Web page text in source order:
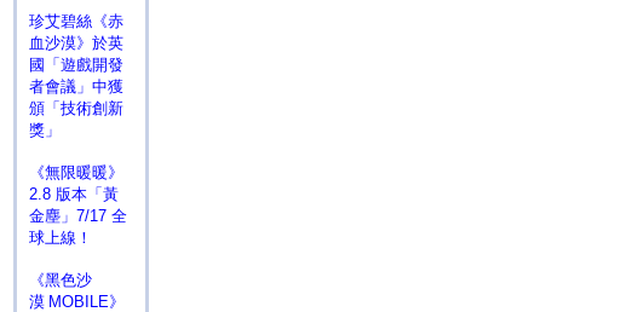
珍艾碧絲《赤
血沙漠》於英
國「遊戲開發
者會議」中獲
頒「技術創新
獎」
《無限暖暖》
2.8 版本「黃
金塵」7/17 全
球上線！
《黑色沙
漠 MOBILE》